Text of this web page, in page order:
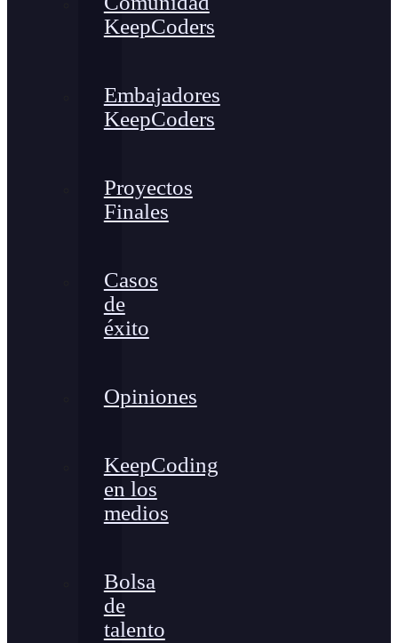
KeepCoders
Embajadores
KeepCoders
Proyectos
Finales
Casos
de
éxito
Opiniones
KeepCoding
en los
medios
Bolsa
de
talento